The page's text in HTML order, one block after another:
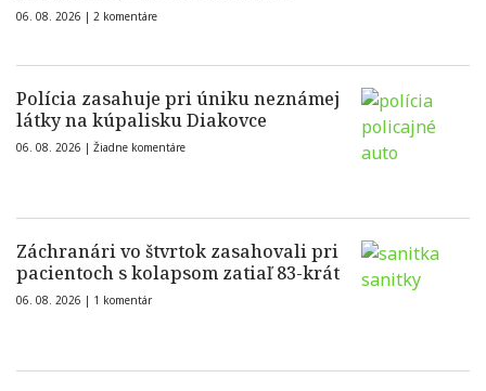
06. 08. 2026 | 2 komentáre
Polícia zasahuje pri úniku neznámej
látky na kúpalisku Diakovce
06. 08. 2026 | Žiadne komentáre
Záchranári vo štvrtok zasahovali pri
pacientoch s kolapsom zatiaľ 83-krát
06. 08. 2026 | 1 komentár